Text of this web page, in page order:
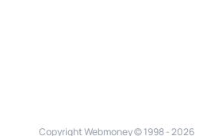
Copyright Webmoney © 1998 - 2026